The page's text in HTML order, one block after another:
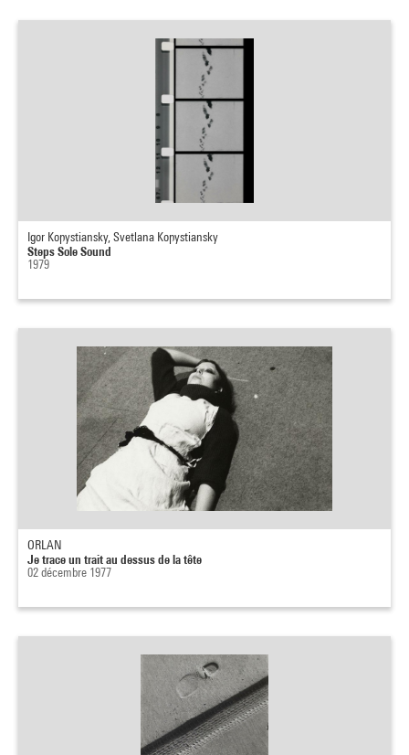
Igor Kopystiansky, Svetlana Kopystiansky
Steps Sole Sound
1979
ORLAN
Je trace un trait au dessus de la tête
02 décembre 1977